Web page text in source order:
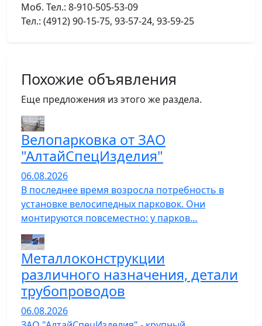
Моб. Тел.: 8-910-505-53-09
Тел.: (4912) 90-15-75, 93-57-24, 93-59-25
Похожие объявления
Еще предложения из этого же раздела.
Велопарковка от ЗАО
"АлтайСпецИзделия"
06.08.2026
В последнее время возросла потребность в
установке велосипедных парковок. Они
монтируются повсеместно: у парков…
Металлоконструкции
различного назначения, детали
трубопроводов
06.08.2026